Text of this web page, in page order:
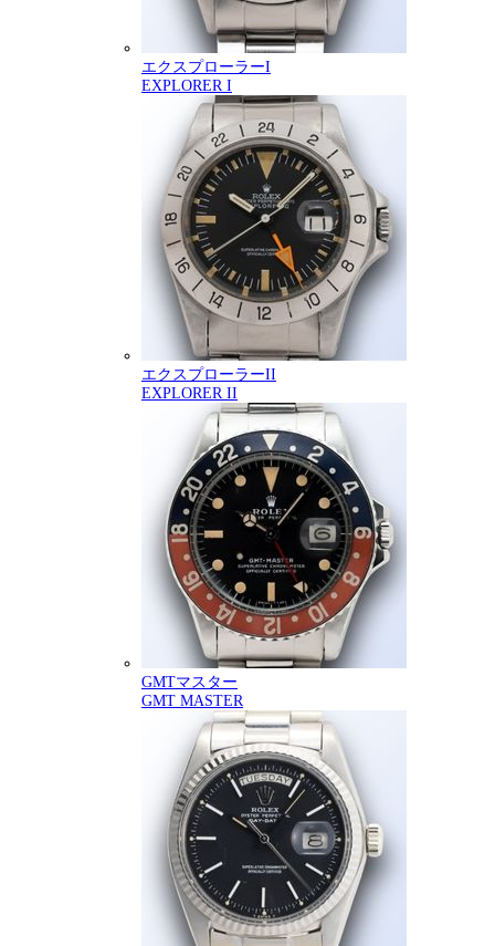
エクスプローラーI
EXPLORER I
エクスプローラーII
EXPLORER II
GMTマスター
GMT MASTER